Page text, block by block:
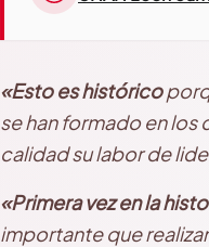
«Esto es histórico
se han formado en los
calidad su labor de
«Primera vez en la
importante que